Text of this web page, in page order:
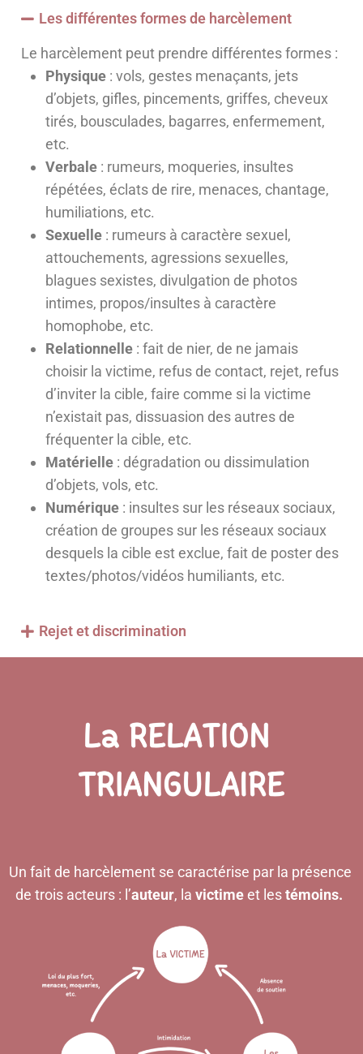
Les différentes formes de harcèlement
Le harcèlement peut prendre différentes formes :
Physique : vols, gestes menaçants, jets
d’objets, gifles, pincements, griffes, cheveux
tirés, bousculades, bagarres, enfermement,
etc.
Verbale : rumeurs, moqueries, insultes
répétées, éclats de rire, menaces, chantage,
humiliations, etc.
Sexuelle : rumeurs à caractère sexuel,
attouchements, agressions sexuelles,
blagues sexistes, divulgation de photos
intimes, propos/insultes à caractère
homophobe, etc.
Relationnelle : fait de nier, de ne jamais
choisir la victime, refus de contact, rejet, refus
d’inviter la cible, faire comme si la victime
n’existait pas, dissuasion des autres de
fréquenter la cible, etc.
Matérielle : dégradation ou dissimulation
d’objets, vols, etc.
Numérique : insultes sur les réseaux sociaux,
création de groupes sur les réseaux sociaux
desquels la cible est exclue, fait de poster des
textes/photos/vidéos humiliants, etc.
Rejet et discrimination
Un fait de harcèlement se caractérise par la présence
de trois acteurs : l’auteur, la victimeet lestémoins.